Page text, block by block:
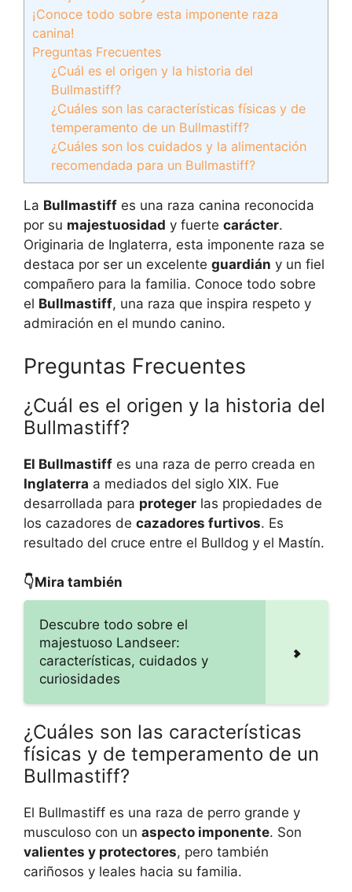
¡Conoce todo sobre esta imponente raza
canina!
Preguntas Frecuentes
¿Cuál es el origen y la historia del
Bullmastiff?
¿Cuáles son las características físicas y de
temperamento de un Bullmastiff?
¿Cuáles son los cuidados y la alimentación
recomendada para un Bullmastiff?
La Bullmastiff es una raza canina reconocida
por su majestuosidad y fuerte carácter.
Originaria de Inglaterra, esta imponente raza se
destaca por ser un excelente guardián y un fiel
compañero para la familia. Conoce todo sobre
el Bullmastiff, una raza que inspira respeto y
admiración en el mundo canino.
Preguntas Frecuentes
¿Cuál es el origen y la historia del
Bullmastiff?
El Bullmastiff es una raza de perro creada en
Inglaterra a mediados del siglo XIX. Fue
desarrollada para proteger las propiedades de
los cazadores de cazadores furtivos. Es
resultado del cruce entre el Bulldog y el Mastín.
👇Mira también
Descubre todo sobre el
majestuoso Landseer:
características, cuidados y
curiosidades
¿Cuáles son las características
físicas y de temperamento de un
Bullmastiff?
El Bullmastiff es una raza de perro grande y
musculoso con un aspecto imponente. Son
valientes y protectores, pero también
cariñosos y leales hacia su familia.